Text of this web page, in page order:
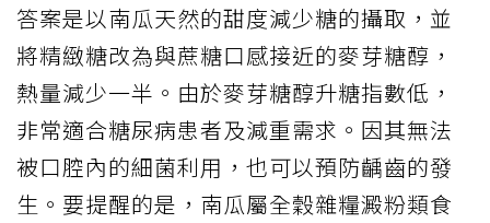
答案是以南瓜天然的甜度減少糖的攝取，並
將精緻糖改為與蔗糖口感接近的麥芽糖醇，
熱量減少一半。由於麥芽糖醇升糖指數低，
非常適合糖尿病患者及減重需求。因其無法
被口腔內的細菌利用，也可以預防齲齒的發
生。要提醒的是，南瓜屬全穀雜糧澱粉類食